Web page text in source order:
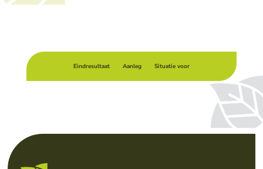
Eindresultaat Aanleg Situatie voor